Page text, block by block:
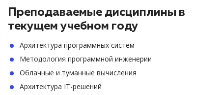
Преподаваемые дисциплины в
текущем учебном году
Архитектура программных систем
Методология программной инженерии
Облачные и туманные вычисления
Архитектура IT-решений